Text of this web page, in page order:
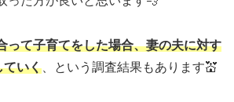
って子育てをした場合、妻の夫に対す
ていく 、という調査結果もあります💒